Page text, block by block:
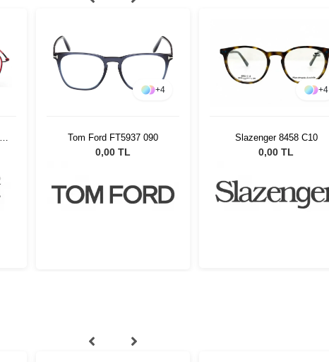
+4
Tom Ford FT5937 090
0,00 TL
+4
Slazenger 8458 C10
0,00 TL